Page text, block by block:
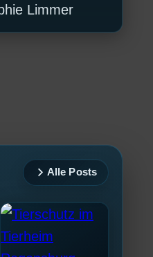
Limmer
Alle Posts